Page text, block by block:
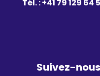
Tél. : +41 79 129 64
Suivez-